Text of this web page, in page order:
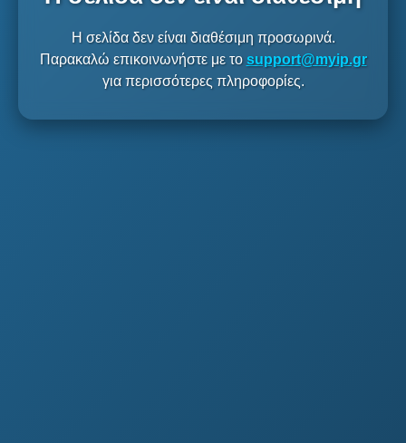
Η σελίδα δεν είναι διαθέσιμη προσωρινά.
Παρακαλώ επικοινωνήστε με το support@myip.gr
για περισσότερες πληροφορίες.